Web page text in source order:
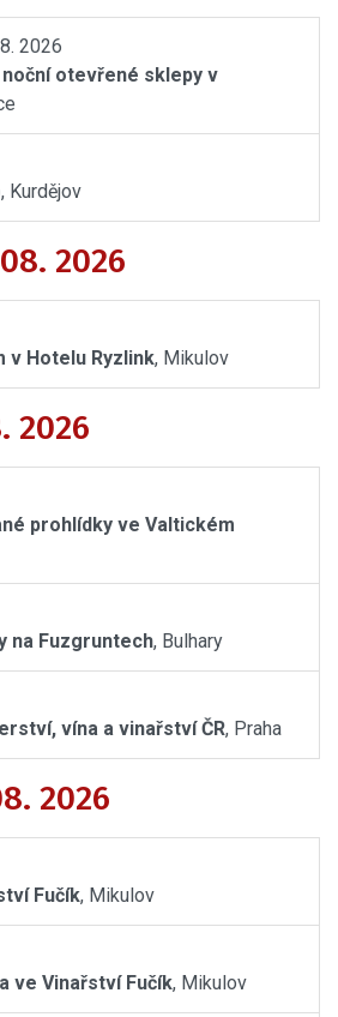
2026
otevřené sklepy v
, Kurdějov
2026
v Hotelu Ryzlink, Mikulov
2026
prohlídky ve Valtickém
na Fuzgruntech, Bulhary
vína a vinařství ČR, Praha
2026
Fučík, Mikulov
ve Vinařství Fučík, Mikulov